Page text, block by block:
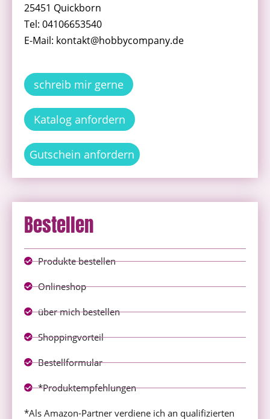
25451 Quickborn
Tel: 04106653540
E-Mail: kontakt@hobbycompany.de
schreib mir gerne
Katalog anfordern
Gutschein anfordern
Bestellen
Produkte bestellen
Onlineshop
über mich bestellen
Shoppingvorteil
Bestellformular
*Produktempfehlungen
*Als Amazon-Partner verdiene ich an qualifizierten